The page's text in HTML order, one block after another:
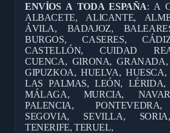
ENVÍOS A TODA ESPAÑA: A
ALBACETE, ALICANTE,
ÁVILA, BADAJOZ,
BURGOS, CASERES,
CASTELLÓN, CUIDAD
CUENCA, GIRONA,
GIPUZKOA, HUELVA,
LAS PALMAS, LEÓN, LÉRIDA,
MÁLAGA, MURCIA,
PALENCIA,
SEGOVIA, SEVILLA,
TENERIFE, TERUEL,